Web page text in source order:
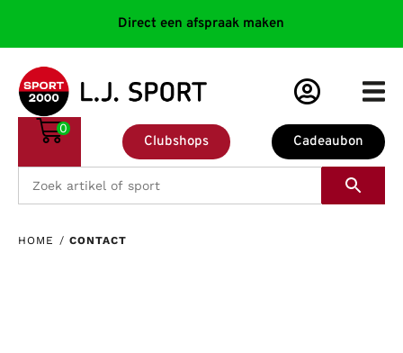
Direct een afspraak maken
Cadeaubon
Clubshops
0
HOME / CONTACT